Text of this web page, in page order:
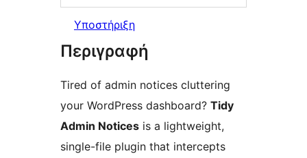
Υποστήριξη
Περιγραφή
Tired of admin notices cluttering
your WordPress dashboard? Tidy
Admin Notices is a lightweight,
single-file plugin that intercepts